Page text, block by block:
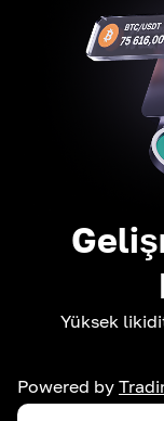
Yüksek
Powered by